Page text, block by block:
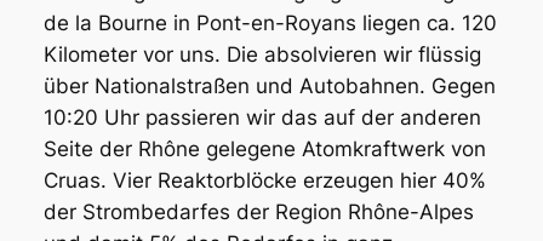
de la Bourne in Pont-en-Royans liegen ca. 120
Kilometer vor uns. Die absolvieren wir flüssig
über Nationalstraßen und Autobahnen. Gegen
10:20 Uhr passieren wir das auf der anderen
Seite der Rhône gelegene Atomkraftwerk von
Cruas. Vier Reaktorblöcke erzeugen hier 40%
der Strombedarfes der Region Rhône-Alpes